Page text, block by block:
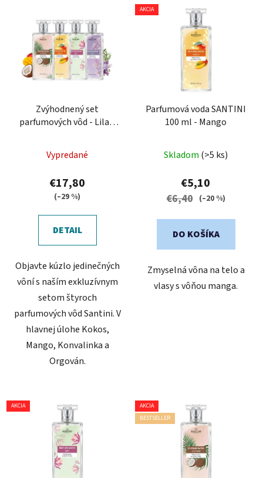
Zvýhodnený set
parfumových vôd - Lilac,
hodnotenie
produktu
je
z
Vypredané
€17,80
(–29 %)
DETAIL
Objavte kúzlo jedinečných
vôní s naším exkluzívnym
setom štyroch
parfumových vôd Santini. V
hlavnej úlohe Kokos,
Mango, Konvalinka a
Orgován.
AKCIA
Parfumová voda SANTINI
100 ml - Mango
Skladom (>5 ks)
€5,10
€6,40 (–20 %)
DO KOŠÍKA
Zmyselná vôna na telo a
vlasy s vôňou manga.
AKCIA
AKCIA
BESTSELLER